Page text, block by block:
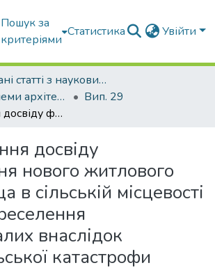
Пошук за
критеріями
Статистика Увійти
Вибрані статті з наукових збірників КНУБА
Сучасні проблеми архітектури та містобудування
Вип. 29
Узагальнення досвіду формування нового житлового середовища в сільській місцевості під час переселення постраждалих внаслідок Чорнобильської катастрофи
досвіду
нового житлового
в сільській місцевості
внаслідок
катастрофи